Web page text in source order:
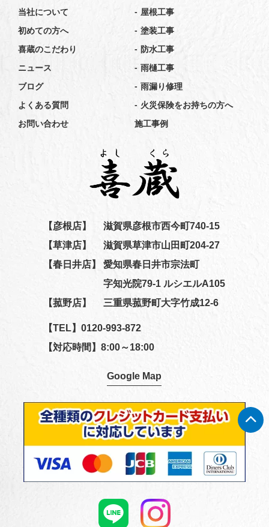
【彦根店】
滋賀県彦根市西今町740-15
【草津店】
滋賀県草津市山田町204-27
【春日井店】
愛知県春日井市宗法町
字知光院79-1 ルシエルA105
【菰野店】
三重県菰野町大字竹成12-6
【TEL】0120-993-872
【対応時間】8:00～18:00
Google Map
当社について
初めての方へ
喜蔵のこだわり
ニュース
ブログ
よくある質問
お問い合わせ
- 屋根工事
- 塗装工事
- 防水工事
- 雨樋工事
- 雨漏り修理
- 火災保険をお持ちの方へ
施工事例